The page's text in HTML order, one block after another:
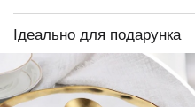
Ідеально для подарунка